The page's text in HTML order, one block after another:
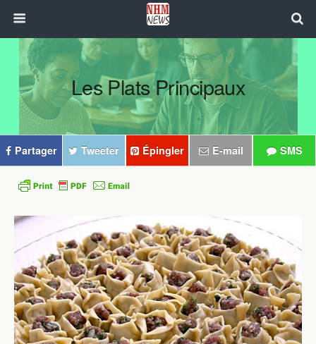
Les Plats Principaux
Partager Tweeter Épingler E-mail SMS